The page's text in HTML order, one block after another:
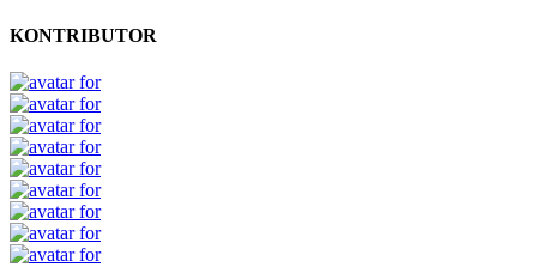
KONTRIBUTOR